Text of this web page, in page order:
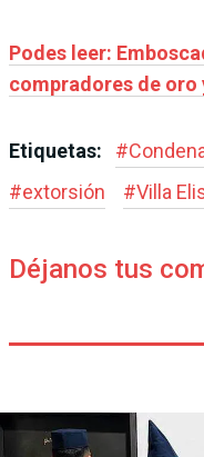
Podes leer:
compradores de oro
Etiquetas: #
#extorsión #Villa
Déjanos tus